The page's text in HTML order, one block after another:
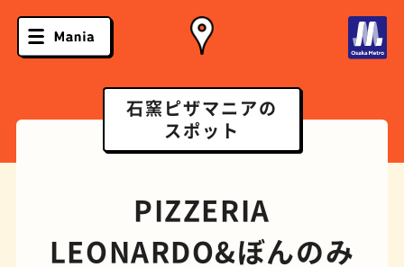
石窯ピザマニアの
スポット
PIZZERIA
LEONARDO&ぼんのみ